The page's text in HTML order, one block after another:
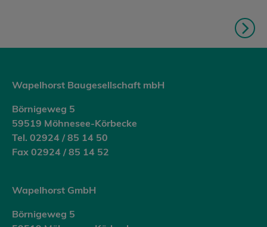
Wapelhorst Baugesellschaft mbH
Börnigeweg 5
59519 Möhnesee-Körbecke
Tel. 02924 / 85 14 50
Fax 02924 / 85 14 52
Wapelhorst GmbH
Börnigeweg 5